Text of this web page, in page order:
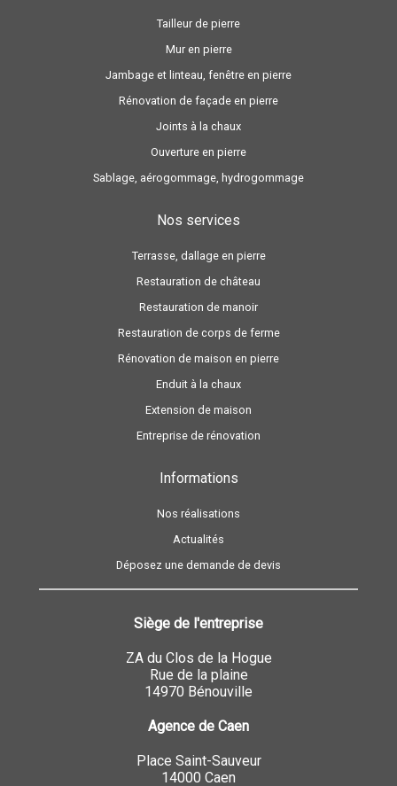
Tailleur de pierre
Mur en pierre
Jambage et linteau, fenêtre en pierre
Rénovation de façade en pierre
Joints à la chaux
Ouverture en pierre
Sablage, aérogommage, hydrogommage
Nos services
Terrasse, dallage en pierre
Restauration de château
Restauration de manoir
Restauration de corps de ferme
Rénovation de maison en pierre
Enduit à la chaux
Extension de maison
Entreprise de rénovation
Informations
Nos réalisations
Actualités
Déposez une demande de devis
Siège de l'entreprise
ZA du Clos de la Hogue
Rue de la plaine
14970 Bénouville
Agence de Caen
Place Saint-Sauveur
14000 Caen